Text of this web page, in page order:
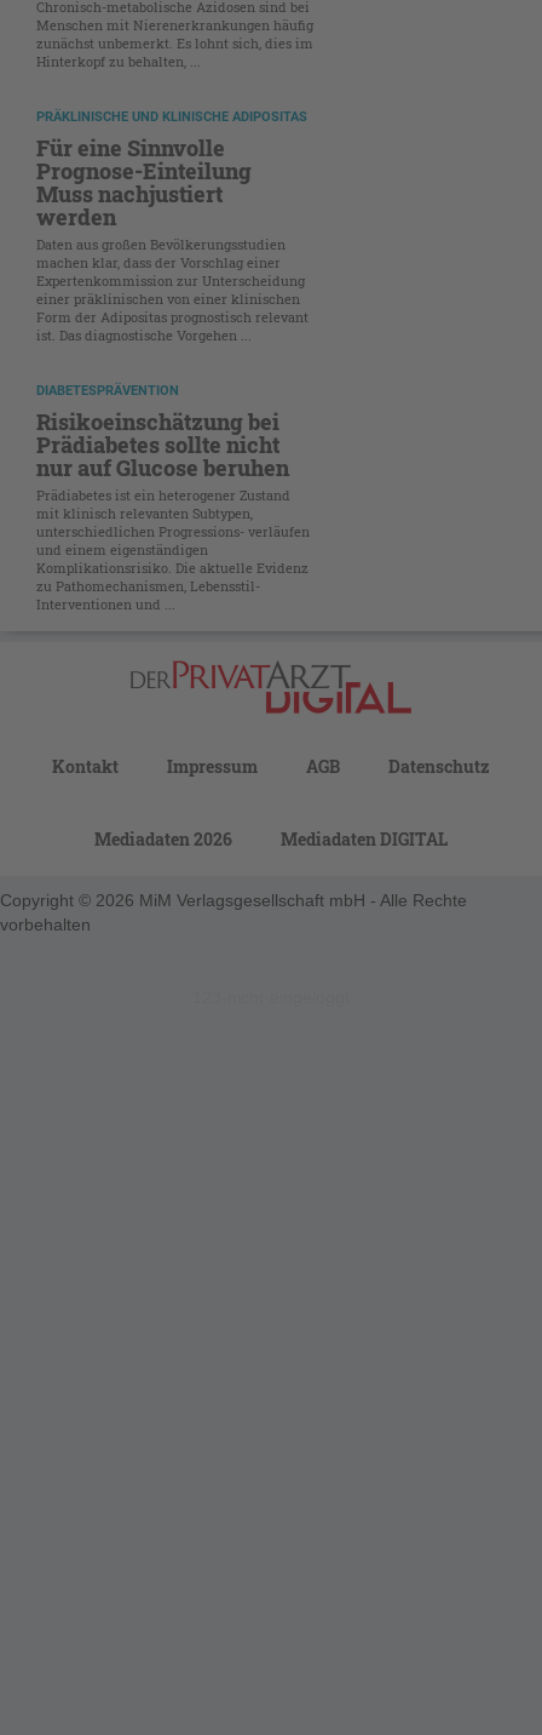
Chronisch-metabolische Azidosen sind bei
Menschen mit Nierenerkrankungen häufig
zunächst unbemerkt. Es lohnt sich, dies im
Hinterkopf zu behalten, ...
PRÄKLINISCHE UND KLINISCHE ADIPOSITAS
Für eine Sinnvolle
Prognose-Einteilung
Muss nachjustiert
werden
Daten aus großen Bevölkerungsstudien
machen klar, dass der Vorschlag einer
Expertenkommission zur Unterscheidung
einer präklinischen von einer klinischen
Form der Adipositas prognostisch relevant
ist. Das diagnostische Vorgehen ...
DIABETESPRÄVENTION
Risikoeinschätzung bei
Prädiabetes sollte nicht
nur auf Glucose beruhen
Prädiabetes ist ein heterogener Zustand
mit klinisch relevanten Subtypen,
unterschiedlichen Progressions- verläufen
und einem eigenständigen
Komplikationsrisiko. Die aktuelle Evidenz
zu Pathomechanismen, Lebensstil-
Interventionen und ...
Kontakt Impressum AGB Datenschutz
Mediadaten 2026 Mediadaten DIGITAL
Copyright © 2026 MiM Verlagsgesellschaft mbH - Alle Rechte
vorbehalten